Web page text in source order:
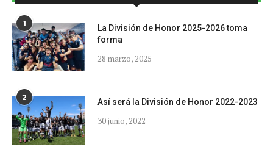
1
La División de Honor 2025-2026 toma
forma
28 marzo, 2025
2 Así será la División de Honor 2022-2023
30 junio, 2022